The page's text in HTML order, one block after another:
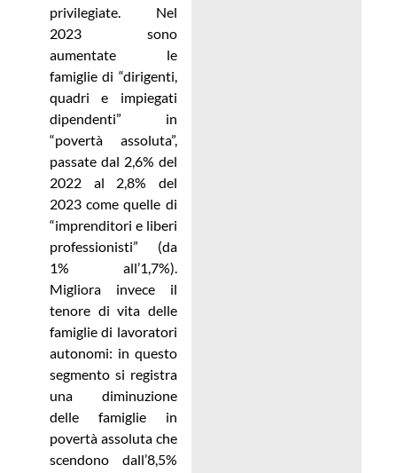
privilegiate. Nel
2023 sono
aumentate le
famiglie di “dirigenti,
quadri e impiegati
dipendenti” in
“povertà assoluta”,
passate dal 2,6% del
2022 al 2,8% del
2023 come quelle di
“imprenditori e liberi
professionisti” (da
1% all’1,7%).
Migliora invece il
tenore di vita delle
famiglie di lavoratori
autonomi: in questo
segmento si registra
una diminuzione
delle famiglie in
povertà assoluta che
scendono dall’8,5%